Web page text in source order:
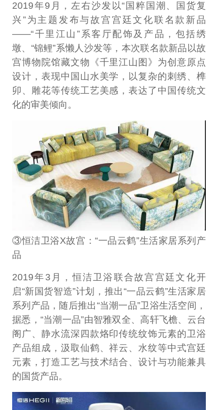
2019年9月，左右沙发以“国粹国潮、国货复
兴”为主题发布与故宫宫廷文化联名款新品
——“千里江山”系客厅配饰及产品，包括绣
墩、“锦鲤”系懒人沙发等，本次联名款新品以故
宫博物院馆藏文物《千里江山图》为创意原点
设计，表现中国山水美学，以复杂的刺绣、榫
卯、雕花等传统工艺美感，表达了中国传统文
化的审美倾向。
③恒洁卫浴X故宫：“一品云鹤”生活家居系列产
品
2019年3月，恒洁卫浴联合故宫宫廷文化开
启“新国货智造”计划，推出“一品云鹤”生活家居
系列产品，随后推出“当潮一品”卫浴生活空间，
据悉，“当潮一品”由智雅双全、高轩飞檐、云台
阁广、静水流深四款烙印传统纹饰元素的卫浴
产品组成，汲取仙鹤、祥云、水纹等中式宫廷
元素，打造工艺与技术结合、设计与功能兼具
的国货产品。